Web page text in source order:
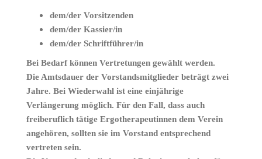
dem/der Vorsitzenden
dem/der Kassier/in
dem/der Schriftführer/in
Bei Bedarf können Vertretungen gewählt werden.
Die Amtsdauer der Vorstandsmitglieder beträgt zwei
Jahre. Bei Wiederwahl ist eine einjährige
Verlängerung möglich. Für den Fall, dass auch
freiberuflich tätige Ergotherapeutinnen dem Verein
angehören, sollten sie im Vorstand entsprechend
vertreten sein.